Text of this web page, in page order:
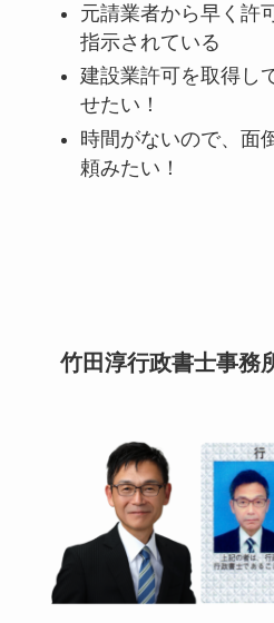
元請業者から早く許
指示されている
建設業許可を取得し
せたい！
時間がないので、面
頼みたい！
竹田淳行政書士事務